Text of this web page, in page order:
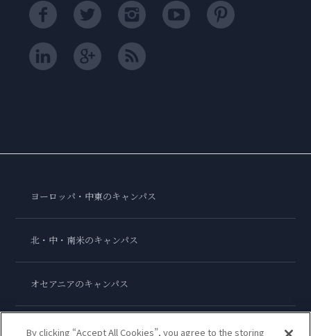
ヨーロッパ・中東のキャンパス
北・中・南米のキャンパス
オセアニアのキャンパス
アジアのキャンパス
By clicking “Accept All Cookies”, you agree to the storing